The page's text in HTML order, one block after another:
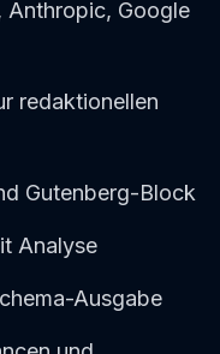
Anthropic, Google
redaktionellen
Gutenberg-Block
Analyse
Ausgabe